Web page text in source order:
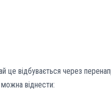
це відбувається через
віднести: